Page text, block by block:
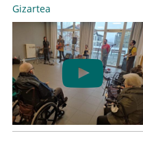
Gizartea